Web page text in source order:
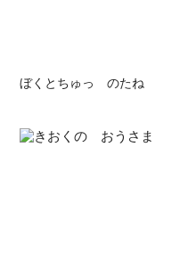
ぼくとちゅっ のたね